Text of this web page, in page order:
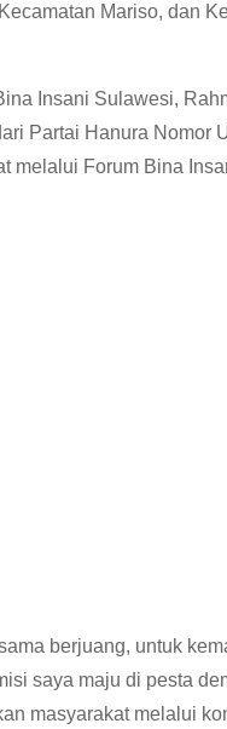
Mariso, dan
Insani Sulawesi,
Partai Hanura Nomor
melalui Forum Bina
berjuang, untuk
saya maju di pesta
masyarakat melalui